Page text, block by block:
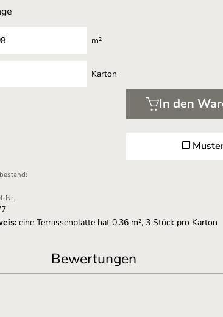
❐
m²
Karton
In den
Nr.
eine Terrassenplatte hat 0,36 m², 3 Stück pro Karton
Bewertungen